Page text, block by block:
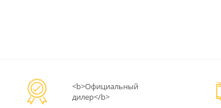
<b>Официальный
дилер</b>